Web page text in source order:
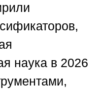
наука в 2026